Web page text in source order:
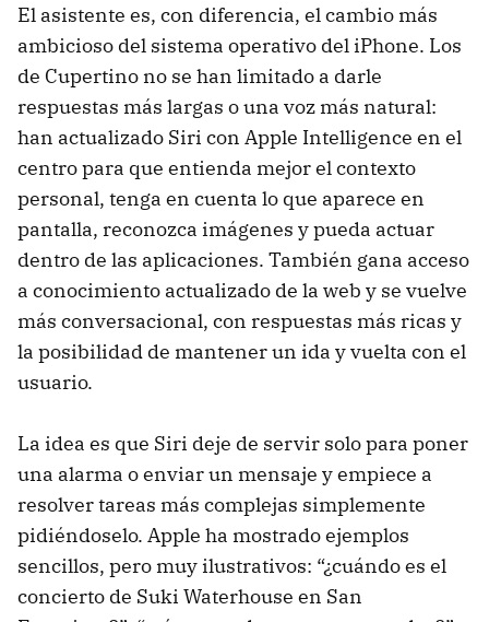
El asistente es, con diferencia, el cambio más
ambicioso del sistema operativo del iPhone. Los
de Cupertino no se han limitado a darle
respuestas más largas o una voz más natural:
han actualizado Siri con Apple Intelligence en el
centro para que entienda mejor el contexto
personal, tenga en cuenta lo que aparece en
pantalla, reconozca imágenes y pueda actuar
dentro de las aplicaciones. También gana acceso
a conocimiento actualizado de la web y se vuelve
más conversacional, con respuestas más ricas y
la posibilidad de mantener un ida y vuelta con el
usuario.
La idea es que Siri deje de servir solo para poner
una alarma o enviar un mensaje y empiece a
resolver tareas más complejas simplemente
pidiéndoselo. Apple ha mostrado ejemplos
sencillos, pero muy ilustrativos: “¿cuándo es el
concierto de Suki Waterhouse en San